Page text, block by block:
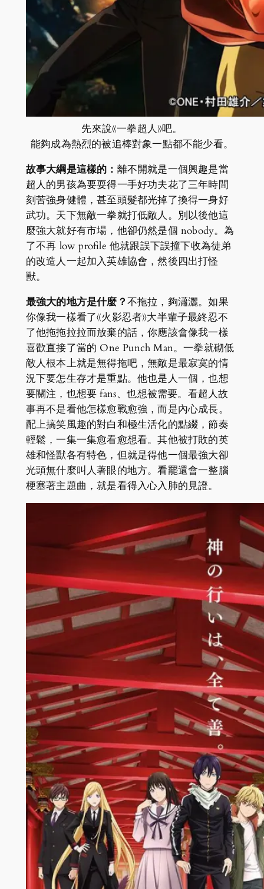
先來說《一拳超人》吧。
能夠成為熱烈的被追棒對象一點都不能少看。
故事大綱是這樣的： 離不開就是一個興趣是當
超人的男孩為要耍得一手好功夫花了三年時間
刻苦強身健體，甚至頭髮都光掉了換得一身好
武功。天下無敵一拳就打低敵人。別以後他這
麼強大就好有市場，他卻仍然是個 nobody。為
了不再 low profile 他就跟誤下誤撞下收為徒弟
的改造人一起加入英雄協會，然後四出打怪
獸。
最強大的地方是什麼？不拖拉，夠瀟灑。如果
你像我一樣看了《火影忍者》大半輩子最終忍不
了他拖拖拉拉而放棄的話，你應該會像我一樣
喜歡直接了當的 One Punch Man。一拳就砌低
敵人根本上就是無得拖吧，無敵是最寂寞的情
況下要怎生存才是重點。他也是人一個，也想
要關注，也想要 fans、也想被需要。看超人故
事再不是看他怎樣愈戰愈強，而是內心成長。
配上搞笑風趣的對白和極生活化的點綴，節奏
輕鬆，一集一集愈看愈想看。其他被打敗的英
雄和怪獸各有特色，但就是得他一個最強大卻
光頭無什麼叫人著眼的地方。看罷還會一整腦
梗塞著主題曲，就是看得入心入肺的見證。